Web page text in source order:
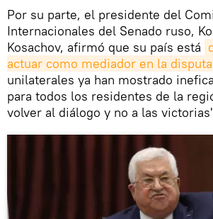
Por su parte, el presidente del
Internacionales del Senado ruso,
Kosachov, afirmó que su país está
actuar como mediador en la disputa
unilaterales ya han mostrado
para todos los residentes de la
volver al diálogo y no a las